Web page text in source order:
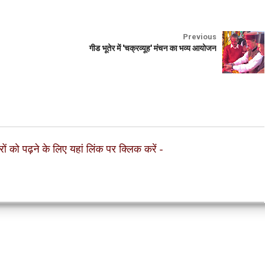
Previous
गीड भूतेर में 'चक्रव्यूह' मंचन का भव्य आयोजन
को पढ़ने के लिए यहां लिंक पर क्लिक करें -